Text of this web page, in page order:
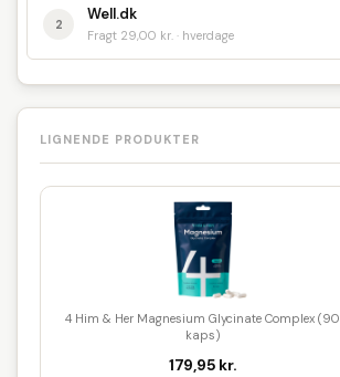
2
Well.dk
Fragt 29,00 kr. · hverdage
LIGNENDE PRODUKTER
4 Him & Her Magnesium Glycinate Complex (90
kaps)
179,95 kr.